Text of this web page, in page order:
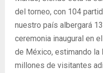
del torneo, con 104
nuestro país albergará
ceremonia inaugural en
de México, estimando la
millones de visitantes